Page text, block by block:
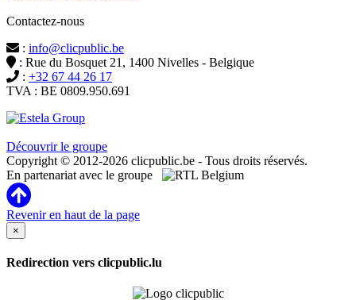
Contactez-nous
: info@clicpublic.be
: Rue du Bosquet 21, 1400 Nivelles - Belgique
: +32 67 44 26 17
TVA : BE 0809.950.691
Découvrir le groupe
Copyright © 2012-2026 clicpublic.be - Tous droits réservés.
En partenariat avec le groupe
Revenir en haut de la page
×
Redirection vers clicpublic.lu